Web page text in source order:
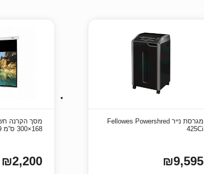
מגרסת נייר Fellowes Powershred
425Ci
₪9,595
מסך הקרנה
168×300 ס”מ 16:9 Innova
₪2,200